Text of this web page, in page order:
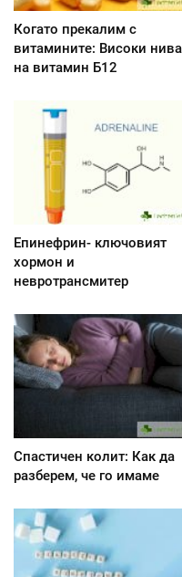
Когато прекалим с
витамините: Високи нива
на витамин Б12
Епинефрин- ключовият
хормон и
невротрансмитер
Спастичен колит: Как да
разберем, че го имаме